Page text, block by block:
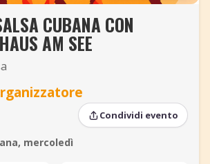
CUBANA CON
AM SEE
Condividi evento
mercoledì